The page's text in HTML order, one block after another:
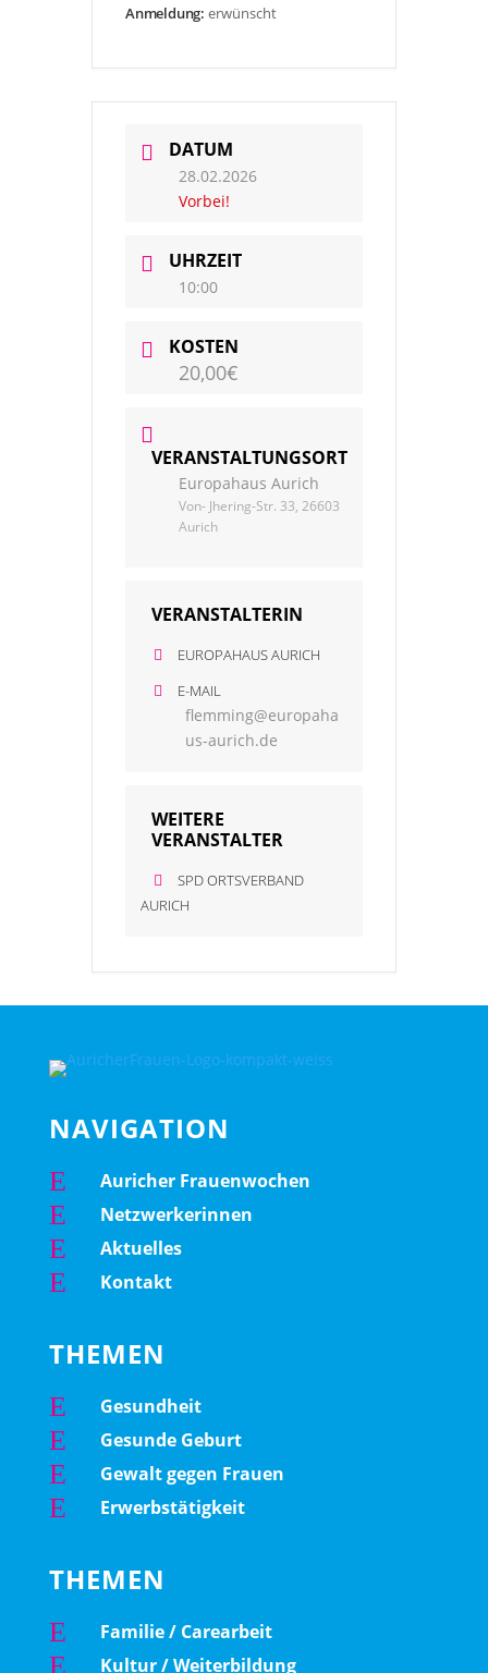
Anmeldung: erwünscht
DATUM
28.02.2026
Vorbei!
UHRZEIT
10:00
KOSTEN
20,00€
VERANSTALTUNGSORT
Europahaus Aurich
Von- Jhering-Str. 33, 26603
Aurich
VERANSTALTERIN
EUROPAHAUS AURICH
E-MAIL
flemming@europaha
us-aurich.de
WEITERE
VERANSTALTER
SPD ORTSVERBAND
AURICH
NAVIGATION
E Auricher Frauenwochen
E Netzwerkerinnen
E Aktuelles
E Kontakt
THEMEN
E Gesundheit
E Gesunde Geburt
E Gewalt gegen Frauen
E Erwerbstätigkeit
THEMEN
E Familie / Carearbeit
E Kultur / Weiterbildung